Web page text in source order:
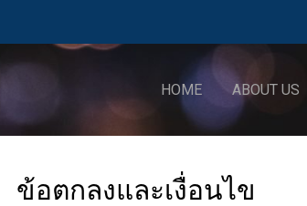
HOME ABOUT US
ข้อตกลงและเงื่อนไข